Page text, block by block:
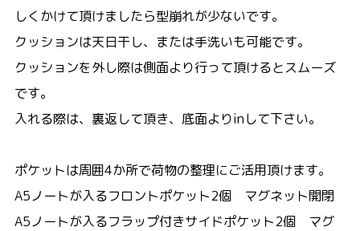
しくかけて頂けましたら型崩れが少ないです。
クッションは天日干し、または手洗いも可能です。
クッションを外し際は側面より行って頂けるとスムーズ
です。
入れる際は、裏返して頂き、底面よりinして下さい。
ポケットは周囲4か所で荷物の整理にご活用頂けます。
A5ノートが入るフロントポケット2個 マグネット開閉
A5ノートが入るフラップ付きサイドポケット2個 マグ